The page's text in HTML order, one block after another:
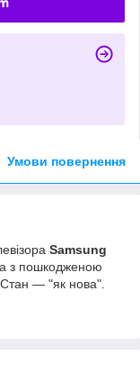
Умови повернення
Samsung
з пошкодженою
— "як нова".